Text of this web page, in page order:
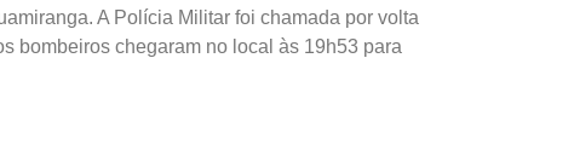
A Polícia Militar foi chamada por volta
bombeiros chegaram no local às 19h53 para